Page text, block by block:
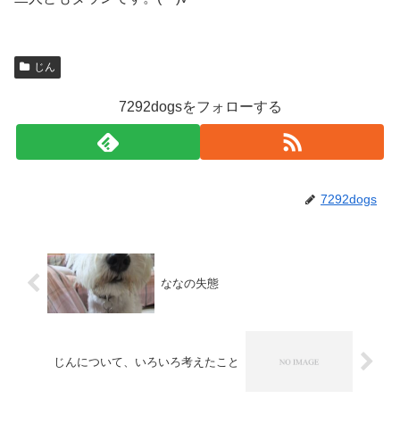
じん
7292dogsをフォローする
7292dogs
ななの失態
じんについて、いろいろ考えたこと